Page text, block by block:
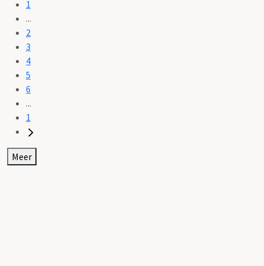
1
...
2
3
4
5
6
...
1
Meer